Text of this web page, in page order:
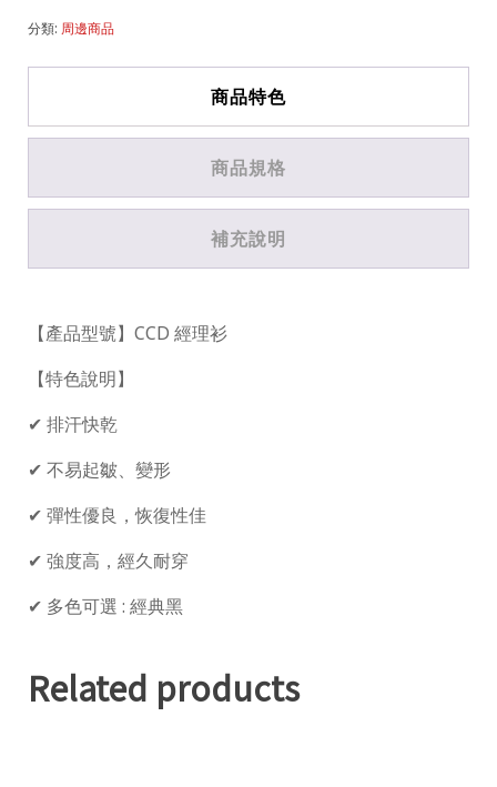
分類: 周邊商品
商品特色
商品規格
補充說明
【產品型號】CCD 經理衫
【特色說明】
✔ 排汗快乾
✔ 不易起皺、變形
✔ 彈性優良，恢復性佳
✔ 強度高，經久耐穿
✔ 多色可選 : 經典黑
Related products